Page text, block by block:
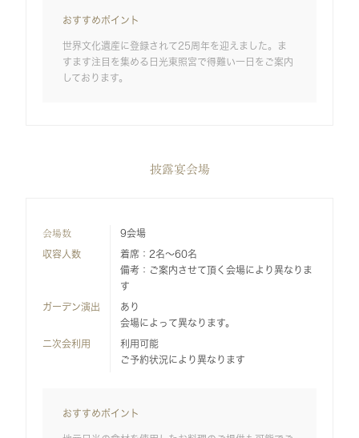
おすすめポイント
世界文化遺産に登録されて25周年を迎えました。ま
すます注目を集める日光東照宮で得難い一日をご案内
しております。
披露宴会場
会場数 9会場
収容人数
着席：2名～60名
備考：ご案内させて頂く会場により異なりま
す
ガーデン演出
あり
会場によって異なります。
二次会利用
利用可能
ご予約状況により異なります
おすすめポイント